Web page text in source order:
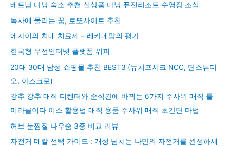
베트남 다낭 숙소 추천 신상품 다낭 퓨전리조트 수영장 조식
독사에 물리는 꿈, 로또사이트 추천
에자이의 치매 치료제 – 레카네맙의 평가
한국형 무선인터넷 플랫폼 위피
20대 30대 남성 쇼핑몰 추천 BEST3 (뉴치프시크 NCC, 단스튜디
오, 아즈크로)
강추 강추 매직 디켄터와 순식간에 바뀌는 6가지 주사위 매직 툴
미라클이다 이스 활용법 매직 용품 주사위 매직 초간단 마법
허브 눈찜질 나우숨 3종 비교 리뷰
자전거 데칼 선택 가이드 : 개성 넘치는 나만의 자전거를 완성하세